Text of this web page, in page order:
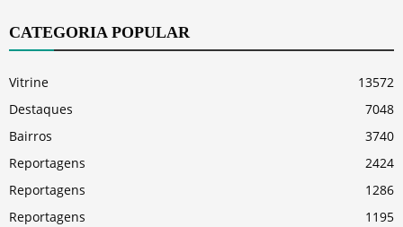
CATEGORIA POPULAR
Vitrine
13572
Destaques
7048
Bairros
3740
Reportagens
2424
Reportagens
1286
Reportagens
1195